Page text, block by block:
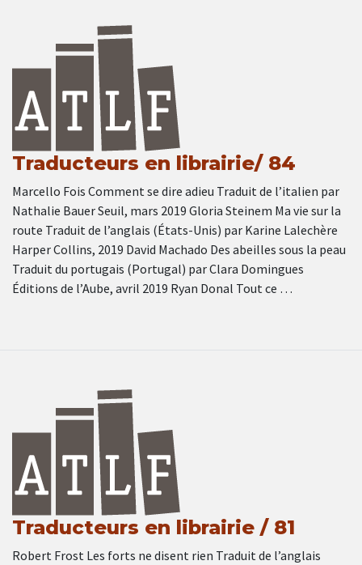
Traducteurs en librairie/ 84
Marcello Fois Comment se dire adieu Traduit de l’italien par
Nathalie Bauer Seuil, mars 2019 Gloria Steinem Ma vie sur la
route Traduit de l’anglais (États-Unis) par Karine Lalechère
Harper Collins, 2019 David Machado Des abeilles sous la peau
Traduit du portugais (Portugal) par Clara Domingues
Éditions de l’Aube, avril 2019 Ryan Donal Tout ce …
Traducteurs en librairie / 81
Robert Frost Les forts ne disent rien Traduit de l’anglais